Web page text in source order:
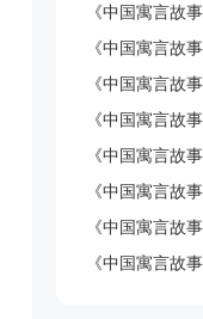
《中国寓言故
《中国寓言故
《中国寓言故
《中国寓言故
《中国寓言故
《中国寓言故
《中国寓言故
《中国寓言故